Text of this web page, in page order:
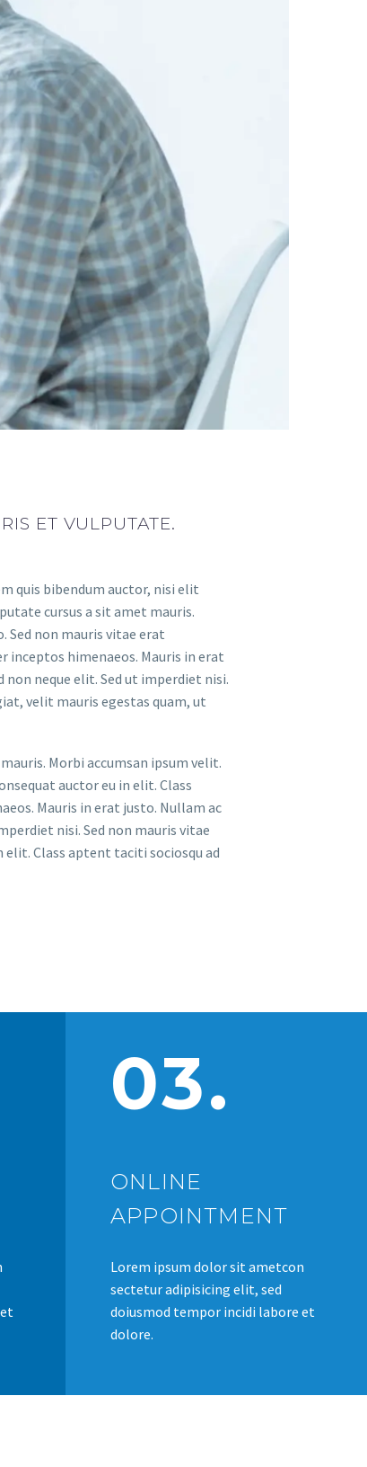
ET VULPUTATE.
quis bibendum auctor, nisi elit
cursus a sit amet mauris.
Sed non mauris vitae erat
inceptos himenaeos. Mauris in erat
neque elit. Sed ut imperdiet nisi.
velit mauris egestas quam, ut
Morbi accumsan ipsum velit.
auctor eu in elit. Class
Mauris in erat justo. Nullam ac
nisi. Sed non mauris vitae
elit. Class aptent taciti sociosqu ad
03.
ONLINE
APPOINTMENT
Lorem ipsum dolor sit ametcon
sectetur adipisicing elit, sed
doiusmod tempor incidi labore et
dolore.